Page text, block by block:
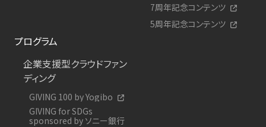
7周年記念コンテンツ
5周年記念コンテンツ
プログラム
企業支援型クラウドファン
ディング
GIVING 100 by Yogibo
GIVING for SDGs
sponsored by ソニー銀行